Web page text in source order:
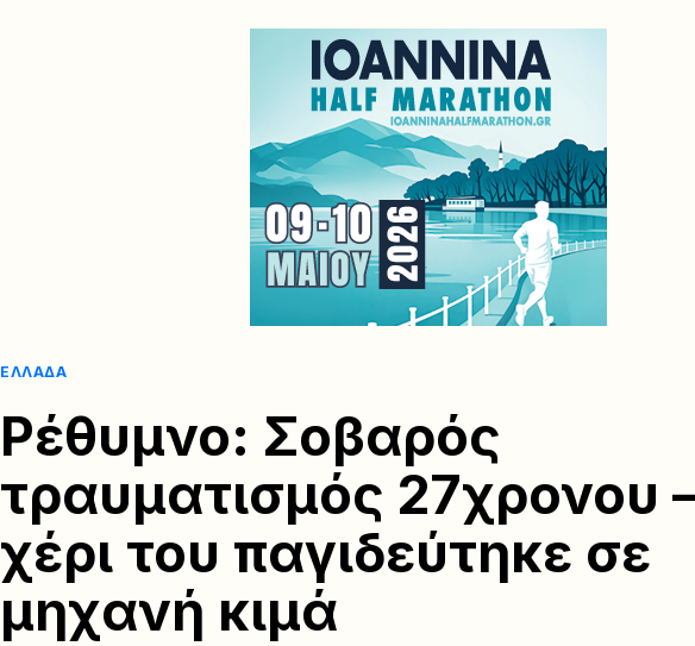
ΕΛΛΆΔΑ
Ρέθυμνο: Σοβαρός
τραυματισμός 27χρονου
χέρι του παγιδεύτηκε σε
μηχανή κιμά